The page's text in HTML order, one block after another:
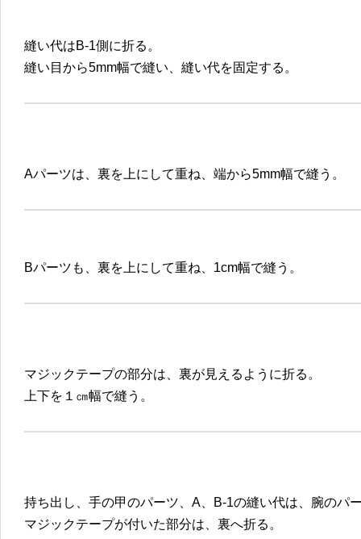
縫い代はB-1側に折る。
縫い目から5mm幅で縫い、縫い代を固定する。
Aパーツは、裏を上にして重ね、端から5mm幅で縫う。
Bパーツも、裏を上にして重ね、1cm幅で縫う。
マジックテープの部分は、裏が見えるように折る。
上下を１㎝幅で縫う。
持ち出し、手の甲のパーツ、A、B-1の縫い代は、腕のパ
マジックテープが付いた部分は、裏へ折る。